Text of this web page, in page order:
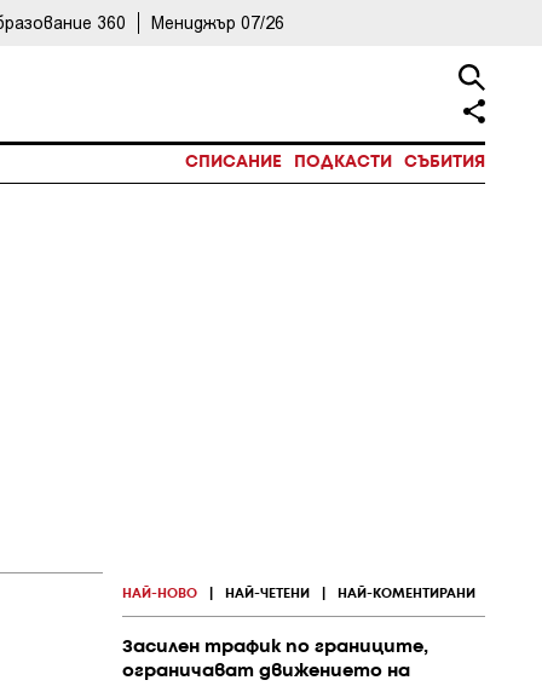
360 Мениджър 07/26
СПИСАНИЕ ПОДКАСТИ СЪБИТИЯ
НАЙ-НОВО НАЙ-ЧЕТЕНИ НАЙ-КОМЕНТИРАНИ
Засилен трафик по границите,
ограничават движението на